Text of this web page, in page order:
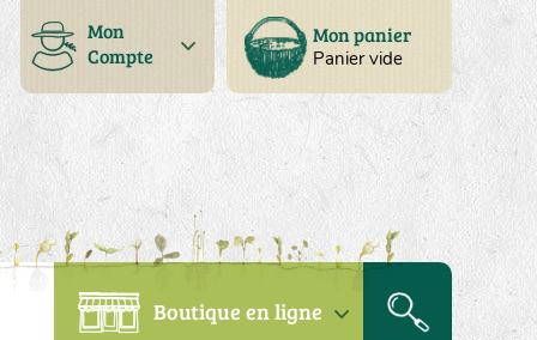
Mon panier
Panier vide
Mon
Compte
Boutique en ligne